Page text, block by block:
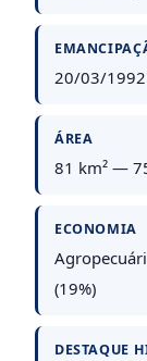
20/03/
ÁREA
81 km² —
ECONOMIA
(19%)
DESTAQUE